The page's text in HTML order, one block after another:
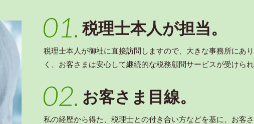
税理士本人が担当。
税理士本人が御社に直接訪問しますので、大きな事務所にあ
く、お客さまは安心して継続的な税務顧問サービスが受けられ
お客さま目線。
私の経歴から得た、税理士との付き合い方などを基に、お客